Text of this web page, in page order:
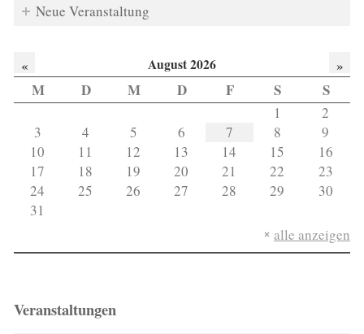
Neue Veranstaltung
« August 2026 »
M D M D F S S
1
2
3
4 5 6 7 8
9
10
11 12 13 14 15
16
17
18 19 20 21 22
23
24
25 26 27 28 29
30
31
alle anzeigen
Veranstaltungen